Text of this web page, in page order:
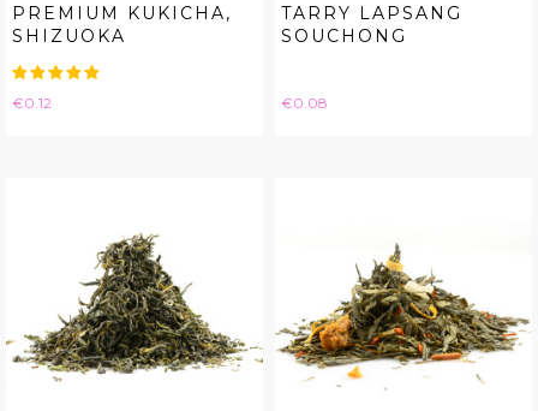
PREMIUM KUKICHA,
SHIZUOKA
Price
€0.12
TARRY LAPSANG
SOUCHONG
Price
€0.08